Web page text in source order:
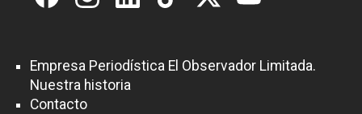
Empresa Periodística El Observador Limitada.
Nuestra historia
Contacto